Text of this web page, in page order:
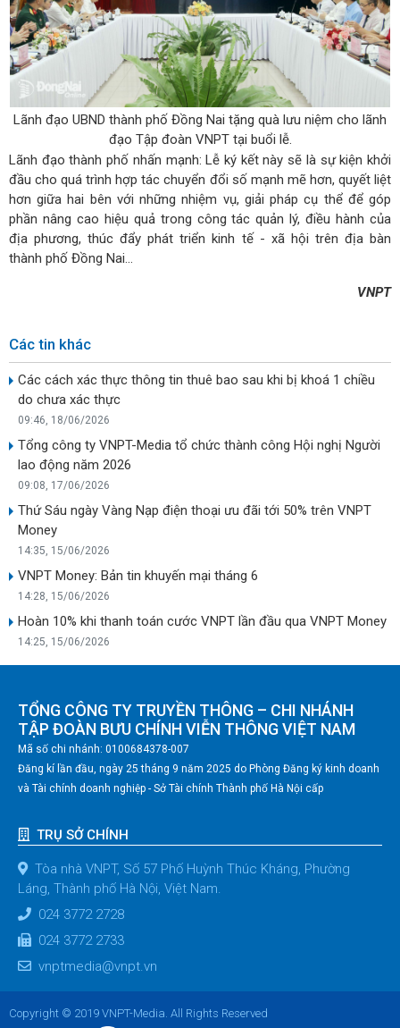
Lãnh đạo UBND thành phố Đồng Nai tặng quà lưu niệm cho lãnh
đạo Tập đoàn VNPT tại buổi lễ.
Lãnh đạo thành phố nhấn mạnh: Lễ ký kết này sẽ là sự kiện khởi
đầu cho quá trình hợp tác chuyển đổi số mạnh mẽ hơn, quyết liệt
hơn giữa hai bên với những nhiệm vụ, giải pháp cụ thể để góp
phần nâng cao hiệu quả trong công tác quản lý, điều hành của
địa phương, thúc đẩy phát triển kinh tế - xã hội trên địa bàn
thành phố Đồng Nai...
VNPT
Các tin khác
Các cách xác thực thông tin thuê bao sau khi bị khoá 1 chiều
do chưa xác thực
09:46, 18/06/2026
Tổng công ty VNPT-Media tổ chức thành công Hội nghị Người
lao động năm 2026
09:08, 17/06/2026
Thứ Sáu ngày Vàng Nạp điện thoại ưu đãi tới 50% trên VNPT
Money
14:35, 15/06/2026
VNPT Money: Bản tin khuyến mại tháng 6
14:28, 15/06/2026
Hoàn 10% khi thanh toán cước VNPT lần đầu qua VNPT Money
14:25, 15/06/2026
TỔNG CÔNG TY TRUYỀN THÔNG – CHI NHÁNH
TẬP ĐOÀN BƯU CHÍNH VIỄN THÔNG VIỆT NAM
Mã số chi nhánh: 0100684378-007
Đăng kí lần đầu, ngày 25 tháng 9 năm 2025 do Phòng Đăng ký kinh doanh
và Tài chính doanh nghiệp - Sở Tài chính Thành phố Hà Nội cấp
TRỤ SỞ CHÍNH
Tòa nhà VNPT, Số 57 Phố Huỳnh Thúc Kháng, Phường
Láng, Thành phố Hà Nội, Việt Nam.
024 3772 2728
024 3772 2733
vnptmedia@vnpt.vn
Copyright © 2019 VNPT-Media. All Rights Reserved